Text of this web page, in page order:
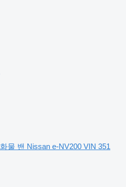
화물 밴 Nissan e-NV200 VIN 351